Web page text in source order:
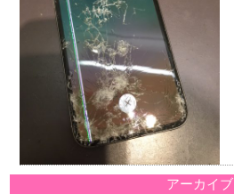
アーカイブ